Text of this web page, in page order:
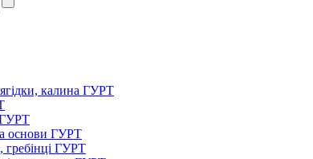
калина ГУРТ
ГУРТ
основи ГУРТ
гребінці ГУРТ